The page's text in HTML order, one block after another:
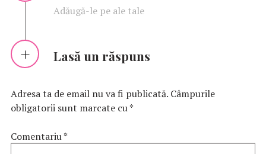
Adăugă-le pe ale tale
Lasă un răspuns
Adresa ta de email nu va fi publicată. Câmpurile
obligatorii sunt marcate cu*
Comentariu*